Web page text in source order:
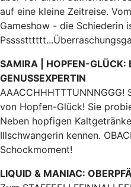
auf eine kleine Zeitreise.
Gameshow - die Schiederin
SAMIRA | HOPFEN-GLÜCK:
GENUSSEXPERTIN
AAACCHHHTTTUNNNGGG!
von Hopfen-Glück! Sie
Neben hopfigen
Illschwangerin kennen.
Schockmoment!
LIQUID & MANIAC: